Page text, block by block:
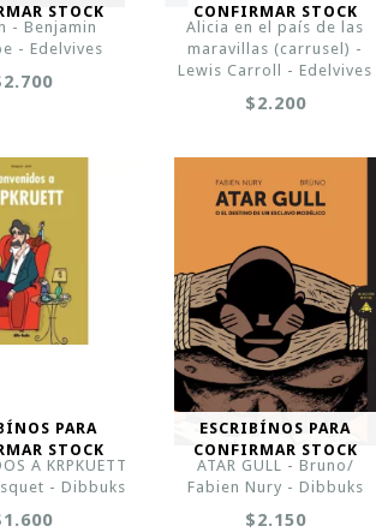
STOCK
- Benjamin
- Edelvives
CONFIRMAR STOCK
Alicia en el país de las
maravillas (carrusel) -
Lewis Carroll - Edelvives
$2.200
PARA
STOCK
A KRPKUETT
- Dibbuks
ESCRIBÍNOS PARA
CONFIRMAR STOCK
ATAR GULL - Bruno/
Fabien Nury - Dibbuks
$2.150